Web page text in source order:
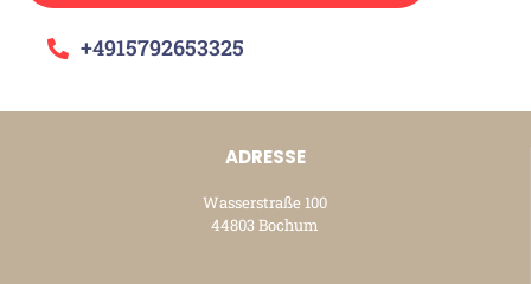
+4915792653325
ADRESSE
Wasserstraße 100
44803 Bochum